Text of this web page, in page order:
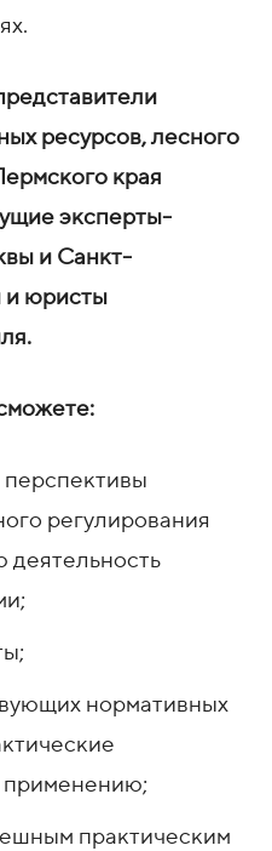
ресурсов, лесного
края
эксперты-
и Санкт-
и юристы
регулирования
деятельность
нормативных
применению;
практическим